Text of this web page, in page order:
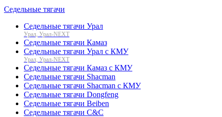
Седельные тягачи
Седельные тягачи Урал
Урал, Урал-NEXT
Седельные тягачи Камаз
Седельные тягачи Урал с КМУ
Урал, Урал-NEXT
Седельные тягачи Камаз с КМУ
Седельные тягачи Shacman
Седельные тягачи Shacman с КМУ
Седельные тягачи Dongfeng
Седельные тягачи Beiben
Седельные тягачи C&C